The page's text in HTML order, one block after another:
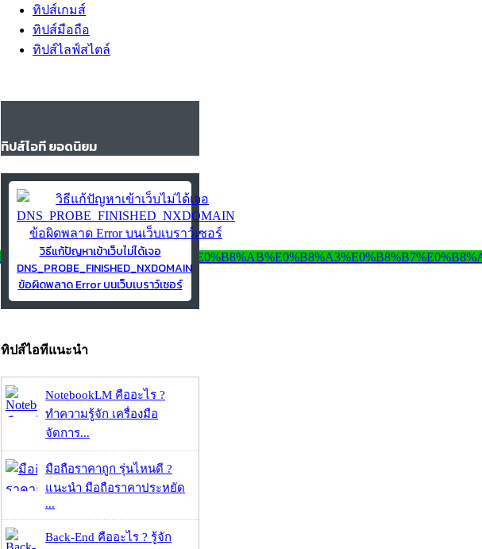
ทิปส์เกมส์
ทิปส์มือถือ
ทิปส์ไลฟ์สไตล์
ทิปส์ไอที ยอดนิยม
วิธีแก้ปัญหาเข้าเว็บไม่ได้เจอ
DNS_PROBE_FINISHED_NXDOMAIN
ข้อผิดพลาด Error บนเว็บเบราว์เซอร์
ทิปส์ไอทีแนะนำ
NotebookLM คืออะไร ?
ทำความรู้จัก เครื่องมือ
จัดการ...
มือถือราคาถูก รุ่นไหนดี ?
แนะนำ มือถือราคาประหยัด
...
Back-End คืออะไร ? รู้จัก